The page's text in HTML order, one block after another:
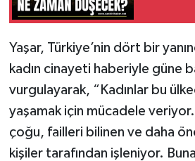
Yaşar, Türkiye’nin dört bir
kadın cinayeti haberiyle güne
vurgulayarak, “Kadınlar bu
yaşamak için mücadele
çoğu, failleri bilinen ve daha
kişiler tarafından işleniyor.